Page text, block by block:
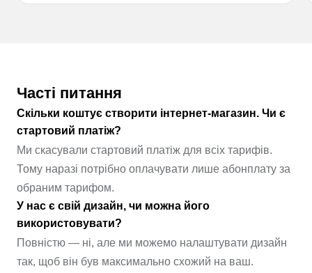
Часті питання
Скільки коштує створити інтернет-магазин. Чи є
стартовий платіж?
Ми скасували стартовий платіж для всіх тарифів.
Тому наразі потрібно оплачувати лише абонплату за
обраним тарифом.
У нас є свій дизайн, чи можна його
використовувати?
Повністю — ні, але ми можемо налаштувати дизайн
так, щоб він був максимально схожий на ваш.